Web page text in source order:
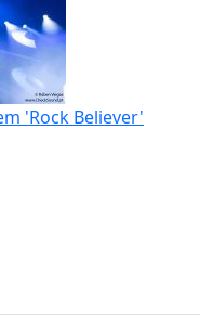
'Rock Believer'